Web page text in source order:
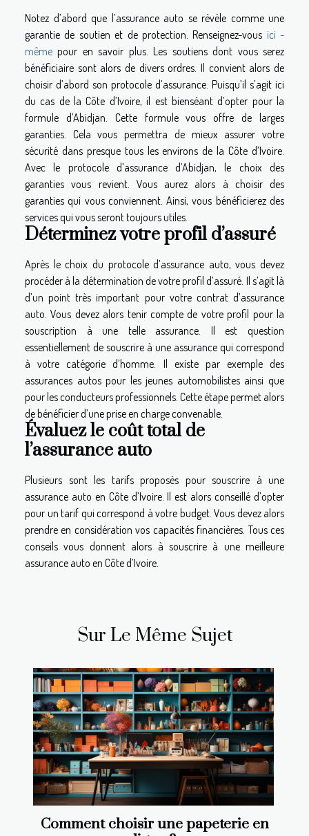
Notez d’abord que l’assurance auto se révèle comme une
garantie de soutien et de protection. Renseignez-vous ici -
même pour en savoir plus. Les soutiens dont vous serez
bénéficiaire sont alors de divers ordres. Il convient alors de
choisir d’abord son protocole d’assurance. Puisqu’il s’agit ici
du cas de la Côte d’Ivoire, il est bienséant d’opter pour la
formule d’Abidjan. Cette formule vous offre de larges
garanties. Cela vous permettra de mieux assurer votre
sécurité dans presque tous les environs de la Côte d’Ivoire.
Avec le protocole d’assurance d’Abidjan, le choix des
garanties vous revient. Vous aurez alors à choisir des
garanties qui vous conviennent. Ainsi, vous bénéficierez des
services qui vous seront toujours utiles.
Déterminez votre profil d’assuré
Après le choix du protocole d’assurance auto, vous devez
procéder à la détermination de votre profil d’assuré. Il s’agit là
d’un point très important pour votre contrat d’assurance
auto. Vous devez alors tenir compte de votre profil pour la
souscription à une telle assurance. Il est question
essentiellement de souscrire à une assurance qui correspond
à votre catégorie d’homme. Il existe par exemple des
assurances autos pour les jeunes automobilistes ainsi que
pour les conducteurs professionnels. Cette étape permet alors
de bénéficier d’une prise en charge convenable.
Évaluez le coût total de
l’assurance auto
Plusieurs sont les tarifs proposés pour souscrire à une
assurance auto en Côte d’Ivoire. Il est alors conseillé d’opter
pour un tarif qui correspond à votre budget. Vous devez alors
prendre en considération vos capacités financières. Tous ces
conseils vous donnent alors à souscrire à une meilleure
assurance auto en Côte d’Ivoire.
Sur Le Même Sujet
Comment choisir une papeterie en